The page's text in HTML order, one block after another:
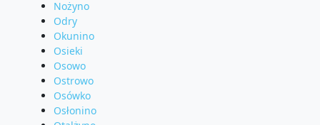
Nożyno
Odry
Okunino
Osieki
Osowo
Ostrowo
Osówko
Osłonino